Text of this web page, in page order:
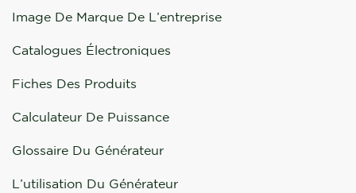
Image De Marque De L’entreprise
Catalogues Électroniques
Fiches Des Produits
Calculateur De Puissance
Glossaire Du Générateur
L’utilisation Du Générateur